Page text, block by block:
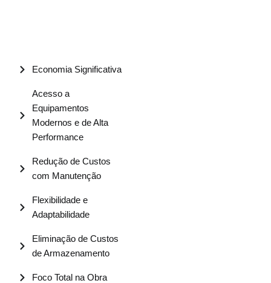
Economia Significativa
Acesso a
Equipamentos
Modernos e de Alta
Performance
Redução de Custos
com Manutenção
Flexibilidade e
Adaptabilidade
Eliminação de Custos
de Armazenamento
Foco Total na Obra